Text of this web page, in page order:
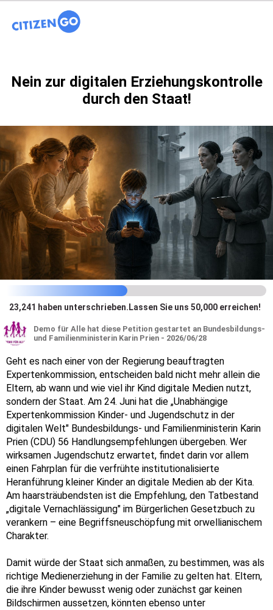
Nein zur digitalen Erziehungskontrolle
durch den Staat!
23,241 haben unterschrieben. Lassen Sie uns 50,000 erreichen!
Demo für Alle hat diese Petition gestartet an Bundesbildungs-
und Familienministerin Karin Prien - 2026/06/28
Geht es nach einer von der Regierung beauftragten
Expertenkommission, entscheiden bald nicht mehr allein die
Eltern, ab wann und wie viel ihr Kind digitale Medien nutzt,
sondern der Staat. Am 24. Juni hat die „Unabhängige
Expertenkommission Kinder- und Jugendschutz in der
digitalen Welt" Bundesbildungs- und Familienministerin Karin
Prien (CDU) 56 Handlungsempfehlungen übergeben. Wer
wirksamen Jugendschutz erwartet, findet darin vor allem
einen Fahrplan für die verfrühte institutionalisierte
Heranführung kleiner Kinder an digitale Medien ab der Kita.
Am haarsträubendsten ist die Empfehlung, den Tatbestand
„digitale Vernachlässigung" im Bürgerlichen Gesetzbuch zu
verankern – eine Begriffsneuschöpfung mit orwellianischem
Charakter.
Damit würde der Staat sich anmaßen, zu bestimmen, was als
richtige Medienerziehung in der Familie zu gelten hat. Eltern,
die ihre Kinder bewusst wenig oder zunächst gar keinen
Bildschirmen aussetzen, könnten ebenso unter